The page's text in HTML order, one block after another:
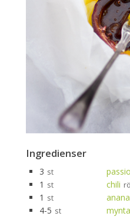
Ingredienser
3 st
1 st chili
1 st
4-5 st mynta